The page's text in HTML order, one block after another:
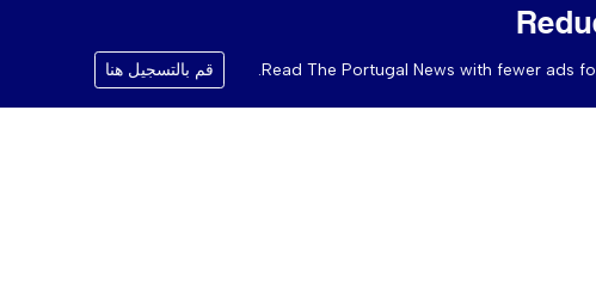
Read The Portugal News with fewer ads قم بالتسجيل هنا